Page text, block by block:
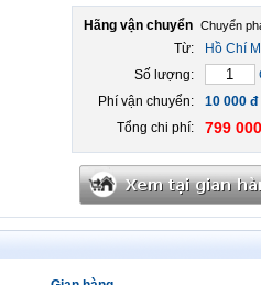
Hãng vận chuyển
Từ:
Hồ Chí
Số lượng:
Phí vận chuyển:
10 000 đ
Tổng chi phí:
799